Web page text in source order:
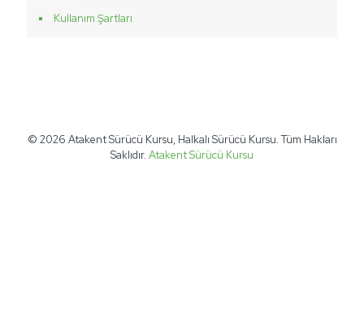
Kullanım Şartları
© 2026 Atakent Sürücü Kursu, Halkalı Sürücü Kursu. Tüm Hakları
Saklıdır. Atakent Sürücü Kursu